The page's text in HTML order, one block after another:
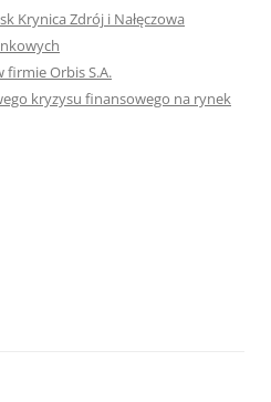
Krynica Zdrój i Nałęczowa
firmie Orbis S.A.
kryzysu finansowego na rynek